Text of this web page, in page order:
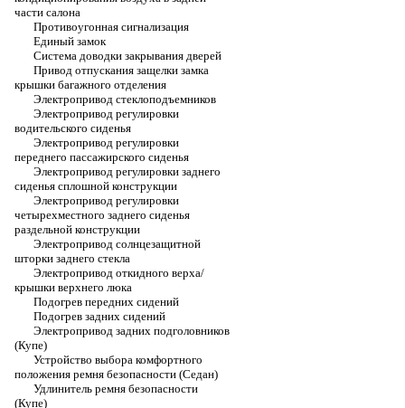
части салона
Противоугонная сигнализация
Единый замок
Система доводки закрывания дверей
Привод отпускания защелки замка
крышки багажного отделения
Электропривод стеклоподъемников
Электропривод регулировки
водительского сиденья
Электропривод регулировки
переднего пассажирского сиденья
Электропривод регулировки заднего
сиденья сплошной конструкции
Электропривод регулировки
четырехместного заднего сиденья
раздельной конструкции
Электропривод солнцезащитной
шторки заднего стекла
Электропривод откидного верха/
крышки верхнего люка
Подогрев передних сидений
Подогрев задних сидений
Электропривод задних подголовников
(Купе)
Устройство выбора комфортного
положения ремня безопасности (Седан)
Удлинитель ремня безопасности
(Купе)